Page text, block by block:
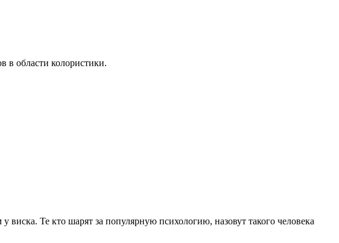
в области колористики.
Те кто шарят за популярную психологию, назовут такого человека